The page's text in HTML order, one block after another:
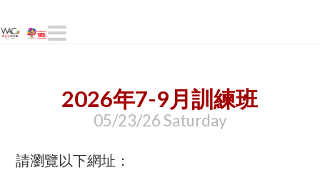
Navigation
2026年7-9月訓練班
05/23/26 Saturday
請瀏覽以下網址：